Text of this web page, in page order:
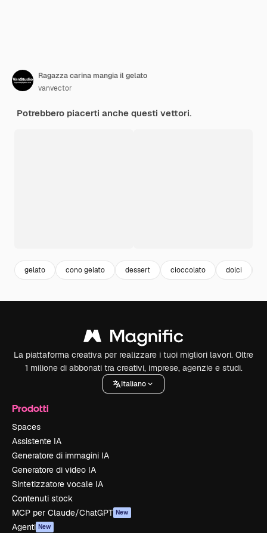
Ragazza carina mangia il gelato
vanvector
Potrebbero piacerti anche questi vettori.
gelato cono gelato dessert cioccolato dolci
La piattaforma creativa per realizzare i tuoi migliori lavori. Oltre
1 milione di abbonati tra creativi, imprese, agenzie e studi.
Italiano
Prodotti
Spaces
Assistente IA
Generatore di immagini IA
Generatore di video IA
Sintetizzatore vocale IA
Contenuti stock
MCP per Claude/ChatGPT New
Agenti New